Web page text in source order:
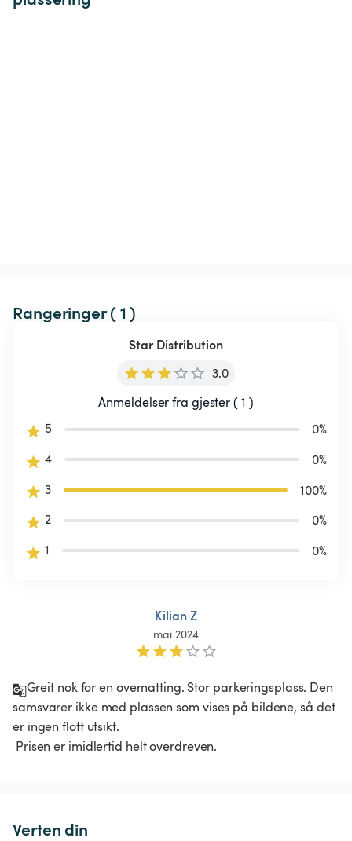
Rangeringer ( 1 )
Star Distribution
3.0
Anmeldelser fra gjester ( 1 )
5
0%
4
0%
3
100%
2
0%
1
0%
Kilian Z
mai 2024
Greit nok for en overnatting. Stor parkeringsplass. Den
samsvarer ikke med plassen som vises på bildene, så det
er ingen flott utsikt.
Prisen er imidlertid helt overdreven.
Verten din